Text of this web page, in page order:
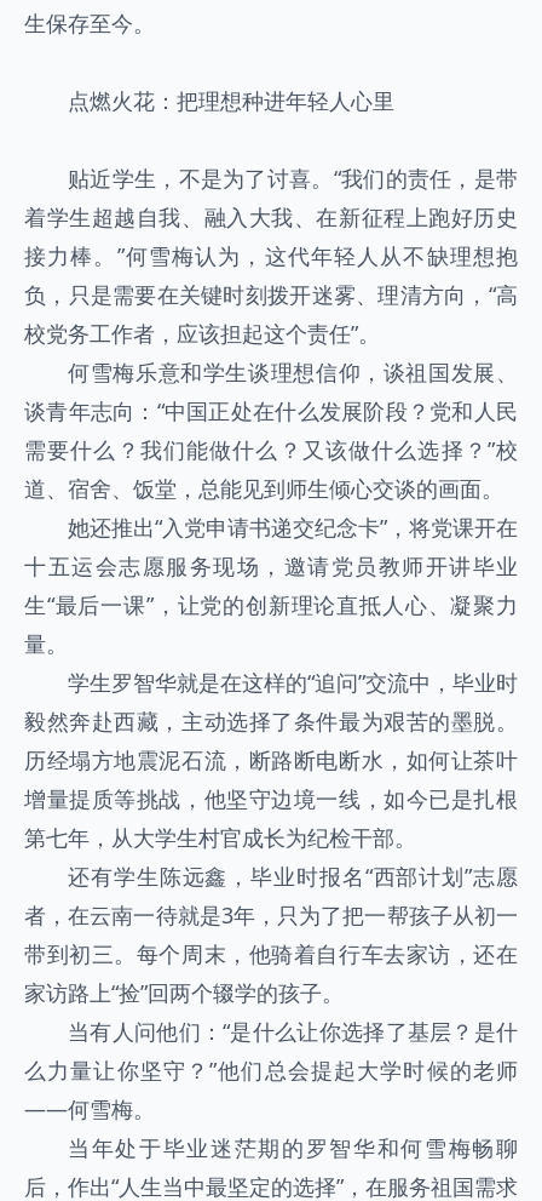
生保存至今。
点燃火花：把理想种进年轻人心里
贴近学生，不是为了讨喜。“我们的责任，是带
着学生超越自我、融入大我、在新征程上跑好历史
接力棒。”何雪梅认为，这代年轻人从不缺理想抱
负，只是需要在关键时刻拨开迷雾、理清方向，“高
校党务工作者，应该担起这个责任”。
何雪梅乐意和学生谈理想信仰，谈祖国发展、
谈青年志向：“中国正处在什么发展阶段？党和人民
需要什么？我们能做什么？又该做什么选择？”校
道、宿舍、饭堂，总能见到师生倾心交谈的画面。
她还推出“入党申请书递交纪念卡”，将党课开在
十五运会志愿服务现场，邀请党员教师开讲毕业
生“最后一课”，让党的创新理论直抵人心、凝聚力
量。
学生罗智华就是在这样的“追问”交流中，毕业时
毅然奔赴西藏，主动选择了条件最为艰苦的墨脱。
历经塌方地震泥石流，断路断电断水，如何让茶叶
增量提质等挑战，他坚守边境一线，如今已是扎根
第七年，从大学生村官成长为纪检干部。
还有学生陈远鑫，毕业时报名“西部计划”志愿
者，在云南一待就是3年，只为了把一帮孩子从初一
带到初三。每个周末，他骑着自行车去家访，还在
家访路上“捡”回两个辍学的孩子。
当有人问他们：“是什么让你选择了基层？是什
么力量让你坚守？”他们总会提起大学时候的老师
——何雪梅。
当年处于毕业迷茫期的罗智华和何雪梅畅聊
后，作出“人生当中最坚定的选择”，在服务祖国需求